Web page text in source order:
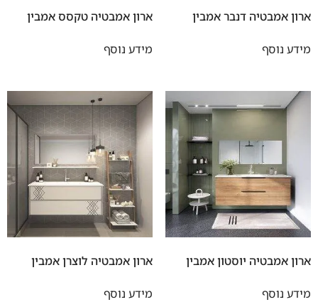
ארון אמבטיה דנבר אמבין
מידע נוסף
ארון אמבטיה טקסס אמבין
מידע נוסף
ארון אמבטיה יוסטון אמבין
מידע נוסף
ארון אמבטיה לוצרן אמבין
מידע נוסף